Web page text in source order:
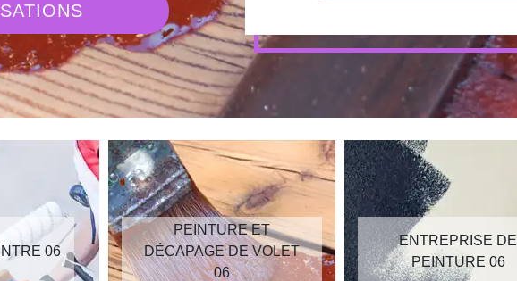
06
PEINTURE ET
DÉCAPAGE DE VOLET
06
ENTREPRISE DE
PEINTURE 06